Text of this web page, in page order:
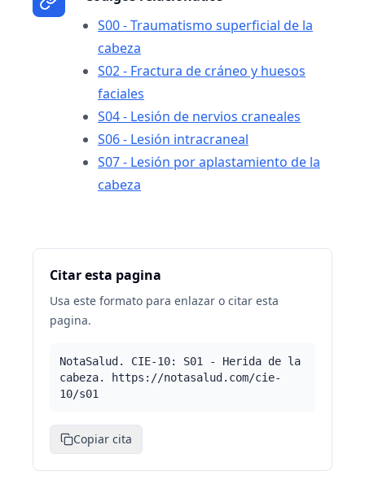
S00 - Traumatismo superficial de la
cabeza
S02 - Fractura de cráneo y huesos
faciales
S04 - Lesión de nervios craneales
S06 - Lesión intracraneal
S07 - Lesión por aplastamiento de la
cabeza
Citar esta pagina
Usa este formato para enlazar o citar esta
pagina.
NotaSalud. CIE-10: S01 - Herida de la
cabeza. https://notasalud.com/cie-
10/s01
Copiar cita